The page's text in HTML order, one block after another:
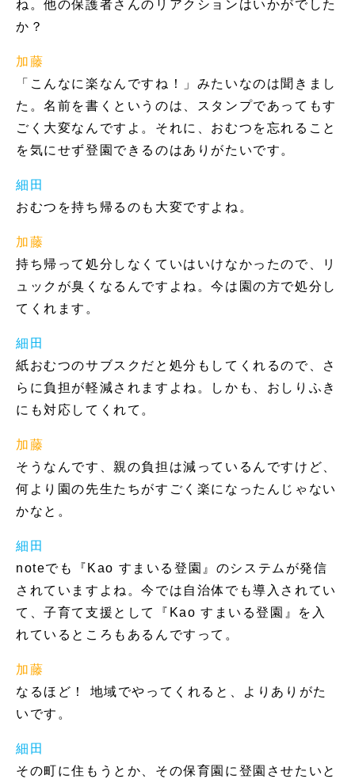
ね。他の保護者さんのリアクションはいかがでした
か？
加藤
「こんなに楽なんですね！」みたいなのは聞きまし
た。名前を書くというのは、スタンプであってもす
ごく大変なんですよ。それに、おむつを忘れること
を気にせず登園できるのはありがたいです。
細田
おむつを持ち帰るのも大変ですよね。
加藤
持ち帰って処分しなくていはいけなかったので、リ
ュックが臭くなるんですよね。今は園の方で処分し
てくれます。
細田
紙おむつのサブスクだと処分もしてくれるので、さ
らに負担が軽減されますよね。しかも、おしりふき
にも対応してくれて。
加藤
そうなんです、親の負担は減っているんですけど、
何より園の先生たちがすごく楽になったんじゃない
かなと。
細田
noteでも『Kao すまいる登園』のシステムが発信
されていますよね。今では自治体でも導入されてい
て、子育て支援として『Kao すまいる登園』を入
れているところもあるんですって。
加藤
なるほど！ 地域でやってくれると、よりありがた
いです。
細田
その町に住もうとか、その保育園に登園させたいと